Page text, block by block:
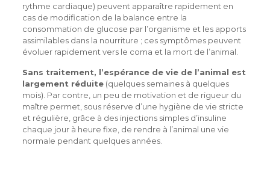
rythme cardiaque) peuvent apparaître rapidement en
cas de modification de la balance entre la
consommation de glucose par l’organisme et les apports
assimilables dans la nourriture ; ces symptômes peuvent
évoluer rapidement vers le coma et la mort de l’animal.
Sans traitement, l’espérance de vie de l’animal est
largement réduite(quelques semaines à quelques
mois). Par contre, un peu de motivation et de rigueur du
maître permet, sous réserve d’une hygiène de vie stricte
et régulière, grâce à des injections simples d’insuline
chaque jour à heure fixe, de rendre à l’animal une vie
normale pendant quelques années.